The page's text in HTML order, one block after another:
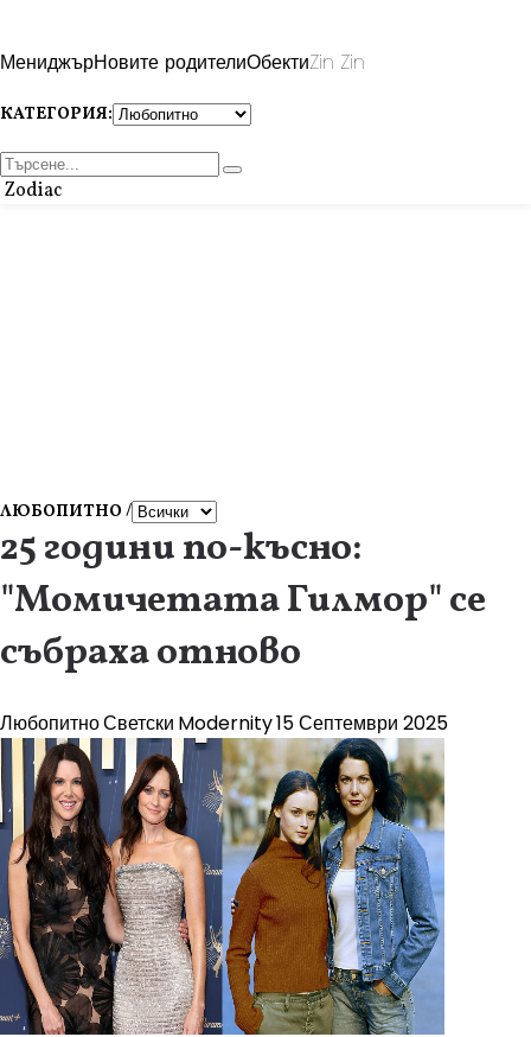
МениджърНовите родителиОбектиZin Zin
КАТЕГОРИЯ:
Zodiac
ЛЮБОПИТНО /
25 години по-късно:
"Момичетата Гилмор" се
събраха отново
ЛюбопитноСветски Modernity15 Септември 2025